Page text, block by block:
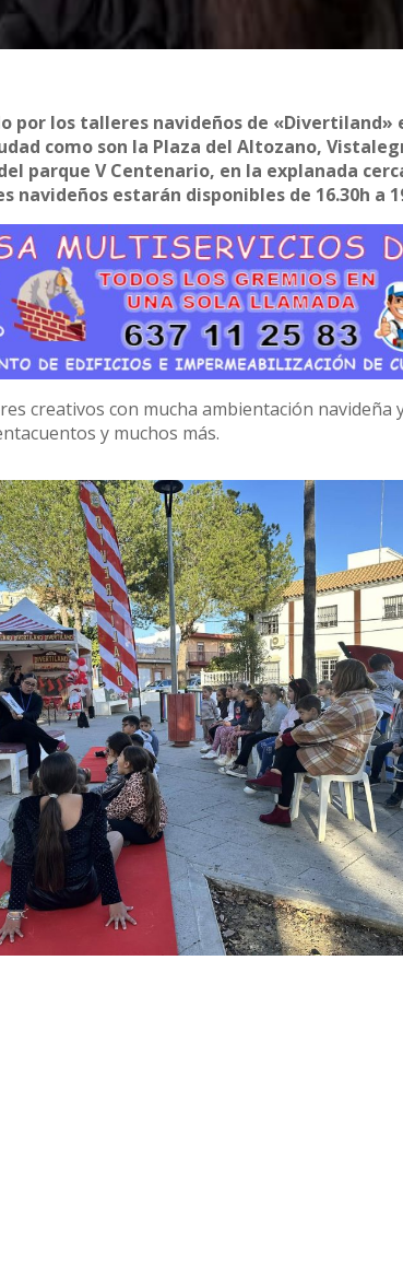
por los talleres navideños de
como son la Plaza del Altozano,
parque V Centenario, en la explanada
navideños estarán disponibles de 16.30h a
creativos con mucha ambientación navideña
y muchos más.